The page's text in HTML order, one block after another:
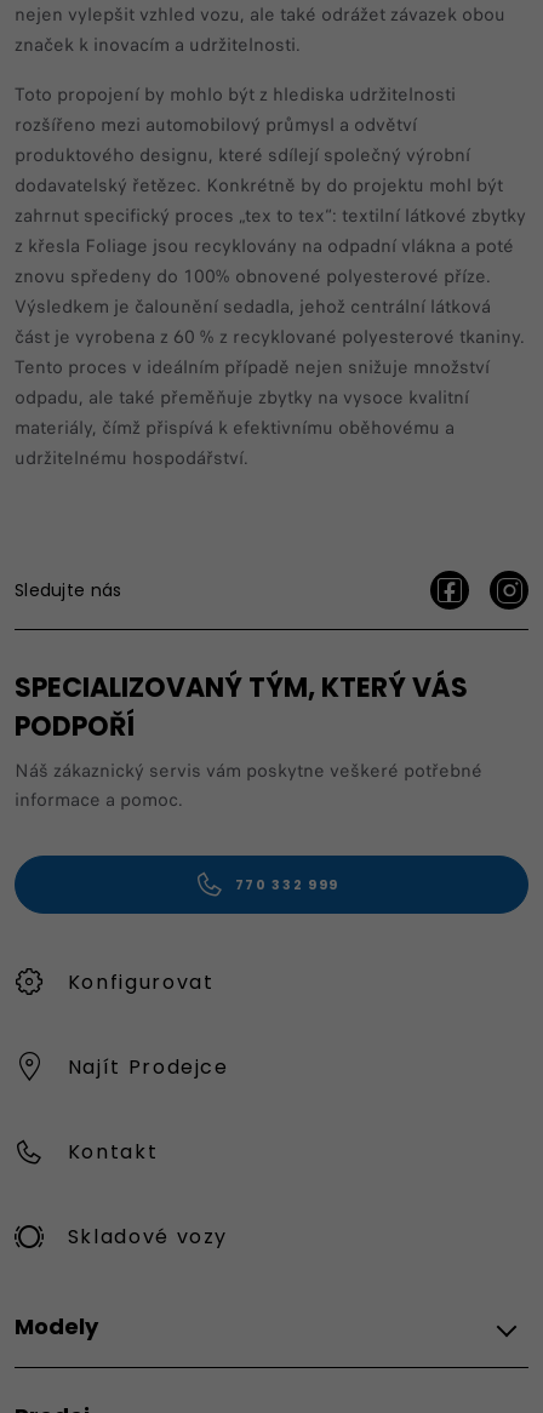
nejen vylepšit vzhled vozu, ale také odrážet závazek obou
značek k inovacím a udržitelnosti.
Toto propojení by mohlo být z hlediska udržitelnosti
rozšířeno mezi automobilový průmysl a odvětví
produktového designu, které sdílejí společný výrobní
dodavatelský řetězec. Konkrétně by do projektu mohl být
zahrnut specifický proces „tex to tex“: textilní látkové zbytky
z křesla Foliage jsou recyklovány na odpadní vlákna a poté
znovu spředeny do 100% obnovené polyesterové příze.
Výsledkem je čalounění sedadla, jehož centrální látková
část je vyrobena z 60 % z recyklované polyesterové tkaniny.
Tento proces v ideálním případě nejen snižuje množství
odpadu, ale také přeměňuje zbytky na vysoce kvalitní
materiály, čímž přispívá k efektivnímu oběhovému a
udržitelnému hospodářství.
Sledujte nás
SPECIALIZOVANÝ TÝM, KTERÝ VÁS
PODPOŘÍ
Náš zákaznický servis vám poskytne veškeré potřebné
informace a pomoc.
770 332 999
Konfigurovat
Najít Prodejce
Kontakt
Skladové vozy
Modely